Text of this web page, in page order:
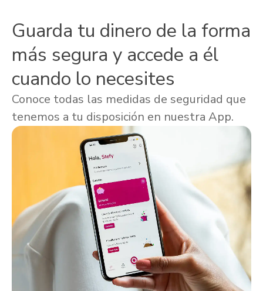
Guarda tu dinero de la forma
más segura y accede a él
cuando lo necesites
Conoce todas las medidas de seguridad que
tenemos a tu disposición en nuestra App.